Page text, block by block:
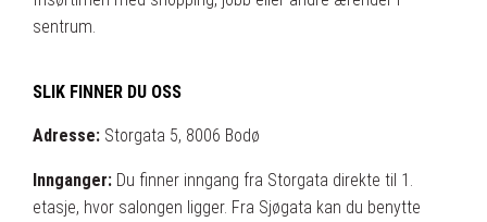
sentrum.
SLIK FINNER DU OSS
Adresse: Storgata 5, 8006 Bodø
Innganger: Du finner inngang fra Storgata direkte til 1.
etasje, hvor salongen ligger. Fra Sjøgata kan du benytte